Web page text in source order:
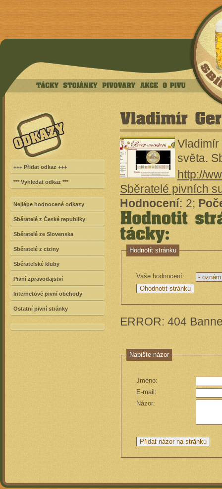
světa.
http://
Sběratelé pivních
Hodnocení: 2;
Hodnotit stránku
Vaše hodnocení:
ERROR: 404
Napište názor
Jméno:
E-mail:
Názor:
+++ Přidat odkaz +++
*** Vyhledat odkaz ***
Nejlépe hodnocené odkazy
Sběratelé z České republiky
Sběratelé ze Slovenska
Sběratelé z ciziny
Sběratelské kluby
Pivní zpravodajství
Internetové pivní obchody
Ostatní pivní stránky